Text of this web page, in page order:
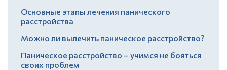
Основные этапы лечения панического
расстройства
Можно ли вылечить паническое расстройство?
Паническое расстройство – учимся не бояться
своих проблем